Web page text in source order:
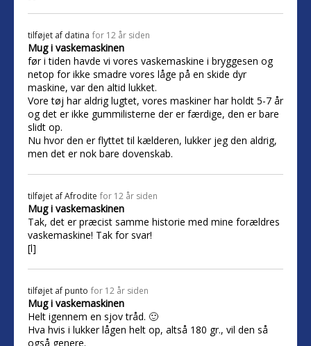
tilføjet af datina for 12 år siden
Mug i vaskemaskinen
før i tiden havde vi vores vaskemaskine i bryggesen og
netop for ikke smadre vores låge på en skide dyr
maskine, var den altid lukket.
Vore tøj har aldrig lugtet, vores maskiner har holdt 5-7 år
og det er ikke gummilisterne der er færdige, den er bare
slidt op.
Nu hvor den er flyttet til kælderen, lukker jeg den aldrig,
men det er nok bare dovenskab.
tilføjet afAfrodite for 12 år siden
Mug i vaskemaskinen
Tak, det er præcist samme historie med mine forældres
vaskemaskine! Tak for svar!
[l]
tilføjet af punto for 12 år siden
Mug i vaskemaskinen
Helt igennem en sjov tråd. 🙂
Hva hvis i lukker lågen helt op, altså 180 gr., vil den så
også genere.